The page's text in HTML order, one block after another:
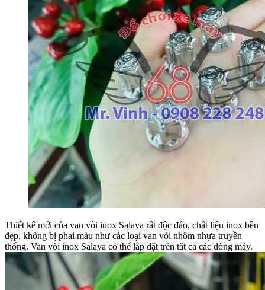
Thiết kế mới của van vòi inox Salaya rất độc đáo, chất liệu inox bền
đẹp, không bị phai màu như các loại van vòi nhôm nhựa truyền
thống. Van vòi inox Salaya có thể lắp đặt trên tất cả các dòng máy.